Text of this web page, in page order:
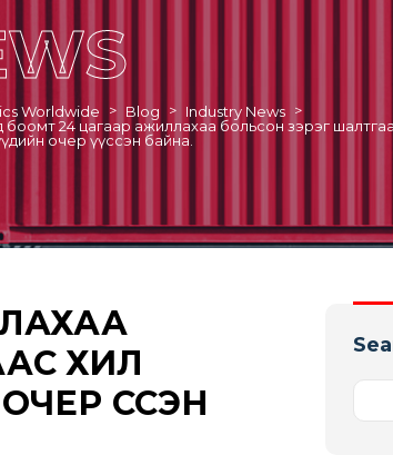
Worldwide > Blog > Industry News >
боомт 24 цагаар ажиллахаа больсон зэрэг
очер үүссэн байна.
ХИЛ
ҮҮССЭН